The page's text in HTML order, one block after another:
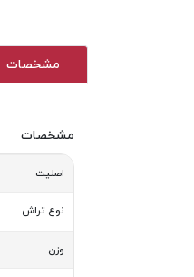
مشخصات
مشخصات
اصلیت
نوع تراش
وزن